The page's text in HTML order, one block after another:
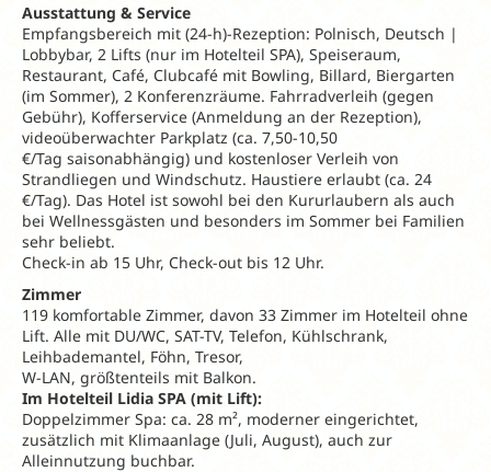
Ausstattung & Service
Empfangsbereich mit (24-h)-Rezeption: Polnisch, Deutsch |
Lobbybar, 2 Lifts (nur im Hotelteil SPA), Speiseraum,
Restaurant, Café, Clubcafé mit Bowling, Billard, Biergarten
(im Sommer), 2 Konferenzräume. Fahrradverleih (gegen
Gebühr), Kofferservice (Anmeldung an der Rezeption),
videoüberwachter Parkplatz (ca. 7,50-10,50
€/Tag saisonabhängig) und kostenloser Verleih von
Strandliegen und Windschutz. Haustiere erlaubt (ca. 24
€/Tag). Das Hotel ist sowohl bei den Kururlaubern als auch
bei Wellnessgästen und besonders im Sommer bei Familien
sehr beliebt.
Check-in ab 15 Uhr, Check-out bis 12 Uhr.
Zimmer
119 komfortable Zimmer, davon 33 Zimmer im Hotelteil ohne
Lift. Alle mit DU/WC, SAT-TV, Telefon, Kühlschrank,
Leihbademantel, Föhn, Tresor,
W-LAN, größtenteils mit Balkon.
Im Hotelteil Lidia SPA (mit Lift):
Doppelzimmer Spa: ca. 28 m², moderner eingerichtet,
zusätzlich mit Klimaanlage (Juli, August), auch zur
Alleinnutzung buchbar.